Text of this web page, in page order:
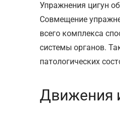
Упражнения цигун
Совмещение
всего комплекса
системы органов.
патологических
Движения